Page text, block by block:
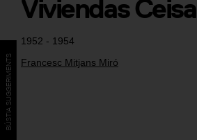
1952 - 1954
Francesc Mitjans Miró
Viviendas Ceisa
BÚSTIA SUGGERIMENTS